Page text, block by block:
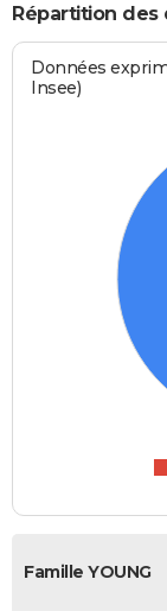
Répartition des
Données
Insee)
Famille YOUNG